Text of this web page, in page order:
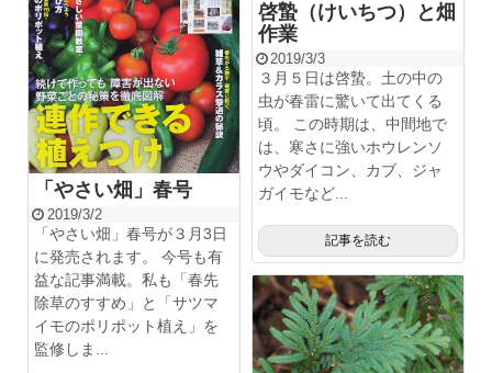
啓蟄（けいちつ）と畑
作業
2019/3/3
３月５日は啓蟄。土の中の
虫が春雷に驚いて出てくる
頃。 この時期は、中間地で
は、寒さに強いホウレンソ
ウやダイコン、カブ、ジャ
ガイモなど...
記事を読む
「やさい畑」春号
2019/3/2
「やさい畑」春号が３月3日
に発売されます。 今号も有
益な記事満載。私も「春先
除草のすすめ」と「サツマ
イモのポリポット植え」を
監修しま...